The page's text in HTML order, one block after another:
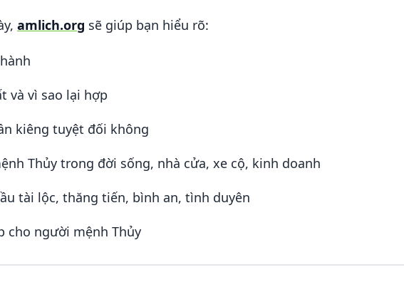
amlich.org sẽ giúp bạn hiểu rõ:
và vì sao lại hợp
kiêng tuyệt đối không
Thủy trong đời sống, nhà cửa, xe cộ, kinh doanh
tài lộc, thăng tiến, bình an, tình duyên
cho người mệnh Thủy